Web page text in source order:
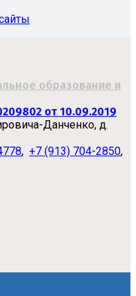
образование и
от 10.09.2019
Данченко, д.
, +7 (913) 704-2850,